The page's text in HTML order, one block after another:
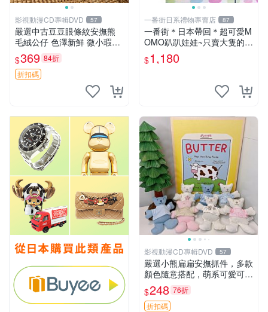
影視動漫CD專輯DVD 57
嚴選中古豆豆眼條紋安撫熊
毛絨公仔 色澤新鮮 微小瑕疵
可收藏 中古 安撫熊 條紋公仔
$369 84折
折扣碼
一番街日系禮物專賣店 87
一番街＊日本帶回＊超可愛M
OMO趴趴娃娃~只賣大隻的1
號~單隻價～生日禮物
$1,180
影視動漫CD專輯DVD 57
嚴選小熊扁扁安撫抓件，多款
顏色隨意搭配，萌系可愛可改
掛件 小熊安撫抓件 憶記 抓繩
孩童掛件
$248 76折
折扣碼